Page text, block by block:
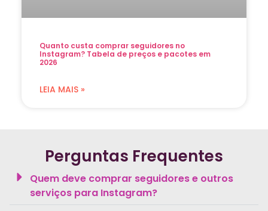
Quanto custa comprar seguidores no
Instagram? Tabela de preços e pacotes em
2026
LEIA MAIS »
Perguntas Frequentes
Quem deve comprar seguidores e outros
serviços para Instagram?